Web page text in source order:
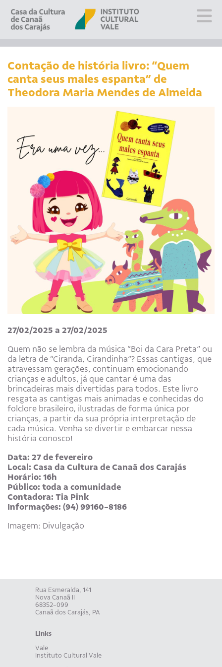
Sobre
Educativo
Fale conosco
PT
Contação de história livro: “Quem
canta seus males espanta” de
Theodora Maria Mendes de Almeida
27/02/2025 a 27/02/2025
Quem não se lembra da música “Boi da Cara Preta” ou
da letra de “Ciranda, Cirandinha”? Essas cantigas, que
atravessam gerações, continuam emocionando
crianças e adultos, já que cantar é uma das
brincadeiras mais divertidas para todos. Este livro
resgata as cantigas mais animadas e conhecidas do
folclore brasileiro, ilustradas de forma única por
crianças, a partir da sua própria interpretação de
cada música. Venha se divertir e embarcar nessa
história conosco!
Data: 27 de fevereiro
Local: Casa da Cultura de Canaã dos Carajás
Horário: 16h
Público: toda a comunidade
Contadora: Tia Pink
Informações: (94) 99160-8186
Imagem: Divulgação
Rua Esmeralda, 141
Nova Canaã II
68352-099
Canaã dos Carajás, PA
Links
Vale
Instituto Cultural Vale